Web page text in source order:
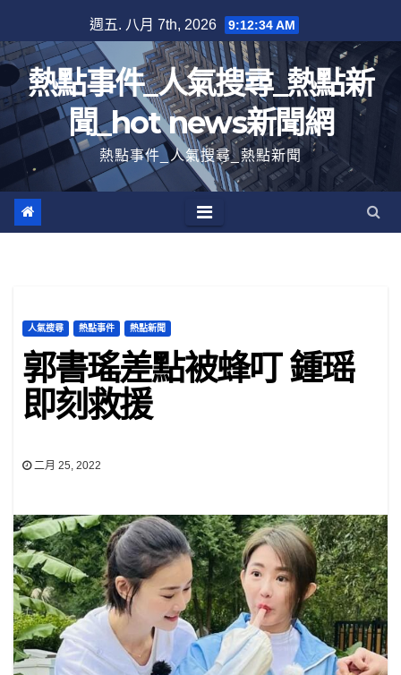
至
內
容
週五. 八月 7th, 2026 9:12:35 AM
熱點事件_人氣搜尋_熱點新
聞_hot news新聞網
熱點事件_人氣搜尋_熱點新聞
人氣搜尋 熱點事件 熱點新聞
郭書瑤差點被蜂叮 鍾瑶
即刻救援
二月 25, 2022